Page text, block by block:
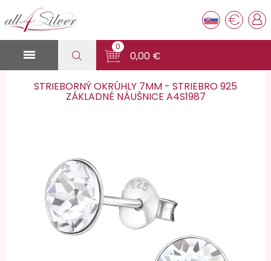
€

0
0,00 €
STRIEBORNÝ OKRÚHLY 7MM - STRIEBRO 925
ZÁKLADNÉ NÁUŠNICE A4S1987